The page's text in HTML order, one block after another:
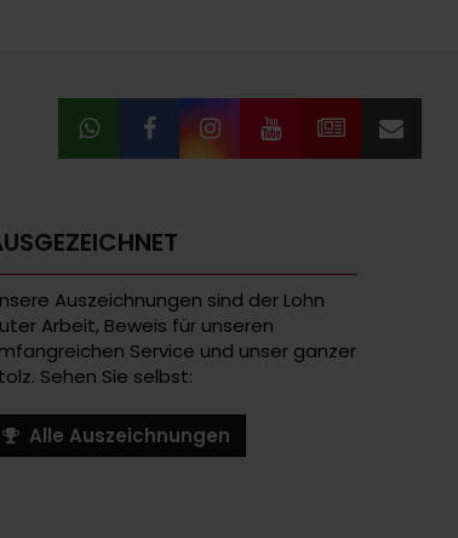
Auszeichnungen sind der Lohn
Arbeit, Beweis für unseren
Service und unser ganzer
Sehen Sie selbst:
Alle Auszeichnungen